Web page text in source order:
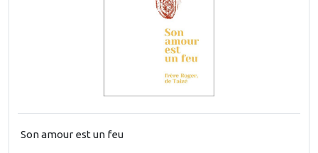
Son amour est un feu